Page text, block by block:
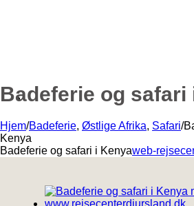
Badeferie og safari
Hjem/Badeferie, Østlige Afrika, Safari/
Kenya
Badeferie og safari i Kenyaweb-